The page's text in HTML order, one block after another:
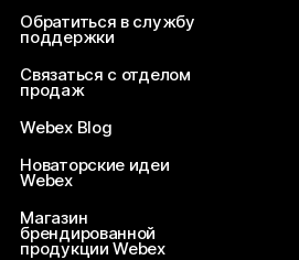
Обратиться в службу
поддержки
Связаться с отделом
продаж
Webex Blog
Новаторские идеи
Webex
Магазин
брендированной
продукции Webex